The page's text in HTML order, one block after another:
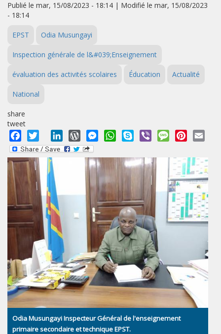
Publié le mar, 15/08/2023 - 18:14 | Modifié le mar, 15/08/2023
- 18:14
EPST Odia Musungayi
Inspection générale de l&#039;Enseignement
évaluation des activités scolaires Éducation Actualité
National
share
tweet
Facebook
Twitter LinkedInWordPressMessengerWhatsApp
Skype Viber MessagePinterest
Odia Musungayi Inspecteur Général de l'enseignement
primaire secondaire et technique EPST.